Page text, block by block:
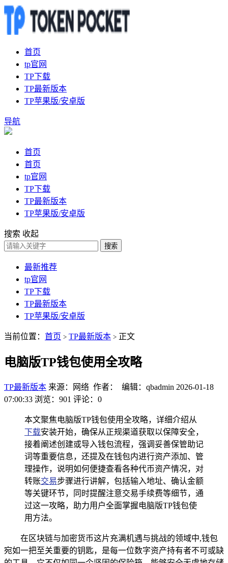
首页
tp官网
TP下载
TP最新版本
TP苹果版/安卓版
导航
首页
首页
tp官网
TP下载
TP最新版本
TP苹果版/安卓版
搜索 收起
搜索
最新推荐
tp官网
TP下载
TP最新版本
TP苹果版/安卓版
当前位置： 首页 > TP最新版本 > 正文
电脑版TP钱包使用全攻略
TP最新版本 来源：网络 作者： 编辑：qbadmin 2026-01-18
07:00:33 浏览：901 评论：0
本文聚焦电脑版TP钱包使用全攻略，详细介绍从
下载安装开始，确保从正规渠道获取以保障安全，
接着阐述创建或导入钱包流程，强调妥善保管助记
词等重要信息，还提及在钱包内进行资产添加、管
理操作，说明如何便捷查看各种代币资产情况，对
转账交易步骤进行讲解，包括输入地址、确认金额
等关键环节，同时提醒注意交易手续费等细节，通
过这一攻略，助力用户全面掌握电脑版TP钱包使
用方法。
在区块链与加密货币这片充满机遇与挑战的领域中,钱包
宛如一把至关重要的钥匙，是每一位数字资产持有者不可或缺